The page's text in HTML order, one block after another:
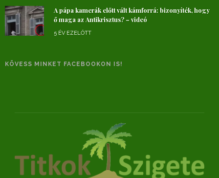
A pápa kamerák előtt vált kámforrá: bizonyíték, hogy
ő maga az Antikrisztus? – videó
5 ÉV EZELŐTT
KÖVESS MINKET FACEBOOKON IS!